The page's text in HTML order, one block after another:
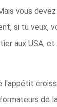
vous
si tu veux,
aux USA,
de